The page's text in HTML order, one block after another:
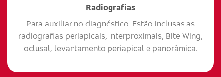
Radiografias
Para auxiliar no diagnóstico. Estão inclusas as
radiografias periapicais, interproximais, Bite Wing,
oclusal, levantamento periapical e panorâmica.